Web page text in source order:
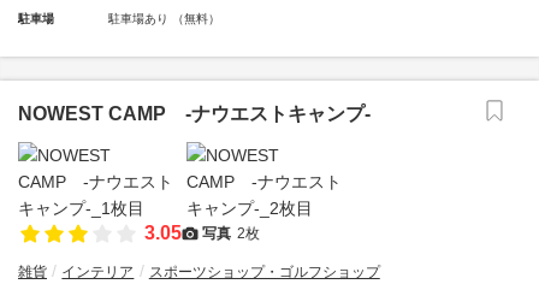
駐車場 駐車場あり （無料）
NOWEST CAMP -ナウエストキャンプ-
3.05 写真 2枚
雑貨 インテリア スポーツショップ・ゴルフショップ